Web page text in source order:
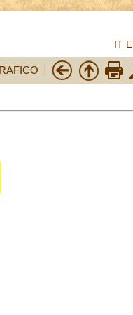
IT